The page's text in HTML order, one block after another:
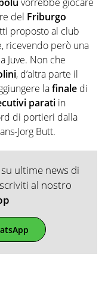
vorrebbe giocare
del Friburgo
proposto al club
ricevendo però una
Juve. Non che
, d’altra parte il
lafinale di
parati in
di portieri dalla
Jorg Butt.
ultime news di
al nostro